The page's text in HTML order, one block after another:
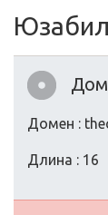
Домен :
Длина : 16